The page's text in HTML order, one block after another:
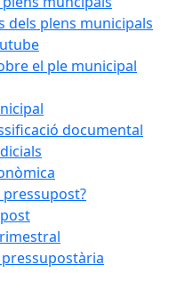
dels plens municipals
el ple municipal
documental
pressupost?